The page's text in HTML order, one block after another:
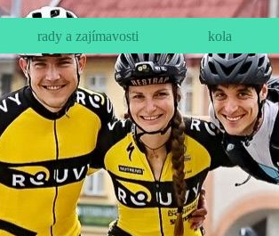
rady a zajímavosti kola